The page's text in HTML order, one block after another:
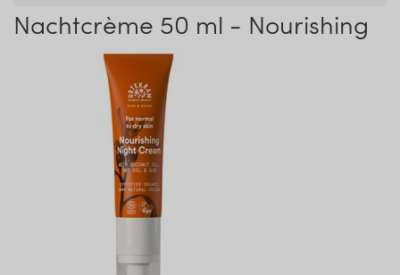
Nachtcrème 50 ml - Nourishing